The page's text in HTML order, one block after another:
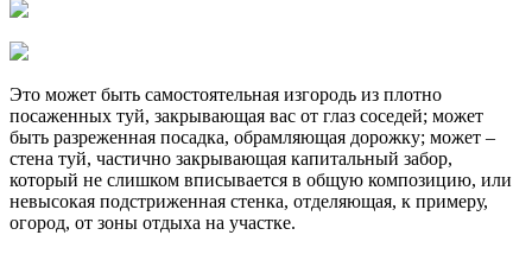
Это может быть самостоятельная изгородь из плотно
посаженных туй, закрывающая вас от глаз соседей; может
быть разреженная посадка, обрамляющая дорожку; может –
стена туй, частично закрывающая капитальный забор,
который не слишком вписывается в общую композицию, или
невысокая подстриженная стенка, отделяющая, к примеру,
огород, от зоны отдыха на участке.